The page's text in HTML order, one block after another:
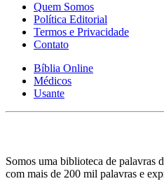
Quem Somos
Política Editorial
Termos e Privacidade
Contato
Bíblia Online
Médicos
Usante
Somos uma biblioteca de palavras
com mais de 200 mil palavras e